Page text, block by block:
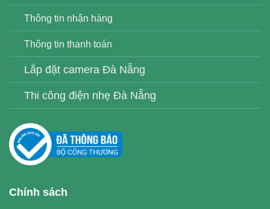
Thông tin nhận hàng
Thông tin thanh toán
Lắp đặt camera Đà Nẵng
Thi công điện nhẹ Đà Nẵng
Chính sách